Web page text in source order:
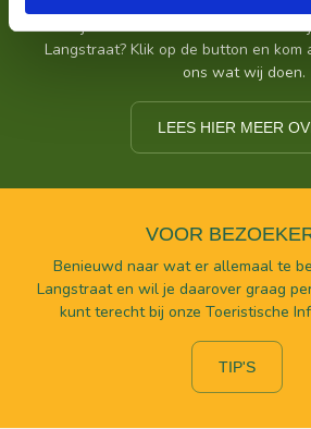
Zoek je meer informatie over het
Langstraat? Klik op de button en
ons wat wij doen.
LEES HIER MEER
VOOR
Benieuwd naar wat er allemaal te
Langstraat en wil je daarover graag
kunt terecht bij onze Toeristische
TIP'S